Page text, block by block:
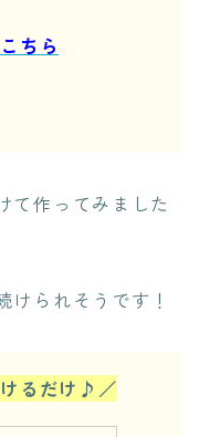
ちら
て作ってみました
けられそうです！
るだけ♪／